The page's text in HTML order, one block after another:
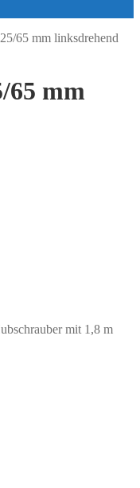
65 mm linksdrehend
65 mm
mit 1,8 m